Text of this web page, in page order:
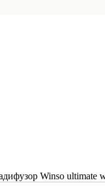
Winso ultimate